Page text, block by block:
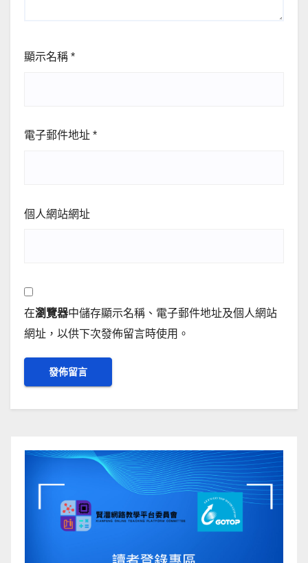
顯示名稱 *
電子郵件地址 *
個人網站網址
在瀏覽器中儲存顯示名稱、電子郵件地址及個人網站
網址，以供下次發佈留言時使用。